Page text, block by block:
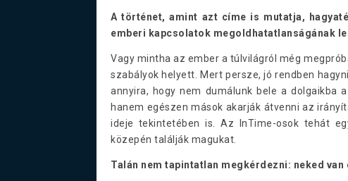
A történet, amint azt címe is mutatja,
emberi kapcsolatok megoldhatatlanságának
Vagy mintha az ember a túlvilágról még
szabályok helyett. Mert persze, jó rendben
annyira, hogy nem dumálunk bele a dolgaikba
hanem egészen mások akarják átvenni az
ideje tekintetében is. Az InTime-osok tehát
közepén találják magukat.
Talán nem tapintatlan megkérdezni: neked